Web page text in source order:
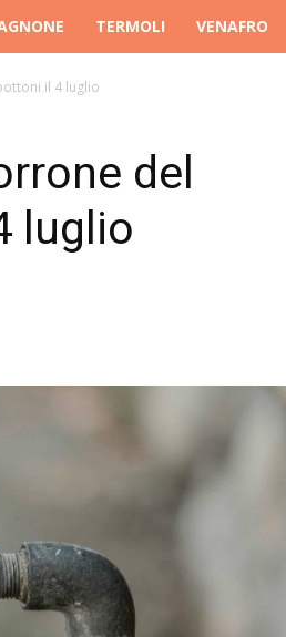
TERMOLI VENAFRO
il 4 luglio
del
luglio